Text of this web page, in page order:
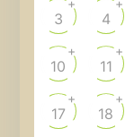
3
+
4
+
10
+
11
+
17
+
18
+